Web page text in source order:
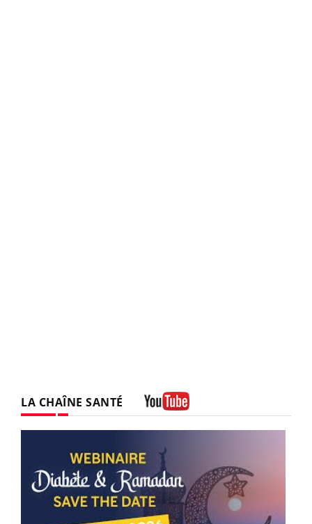
LA CHAÎNE SANTÉ